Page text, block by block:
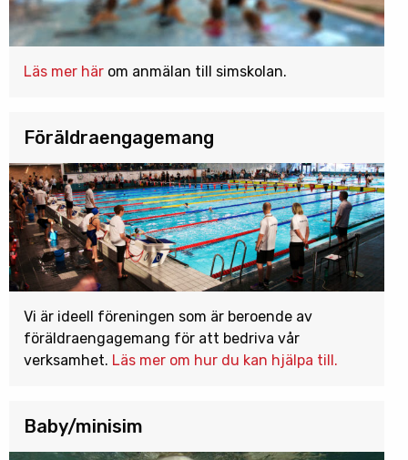
Läs mer här om anmälan till simskolan.
Föräldraengagemang
Vi är ideell föreningen som är beroende av
föräldraengagemang för att bedriva vår
verksamhet. Läs mer om hur du kan hjälpa till.
Baby/minisim